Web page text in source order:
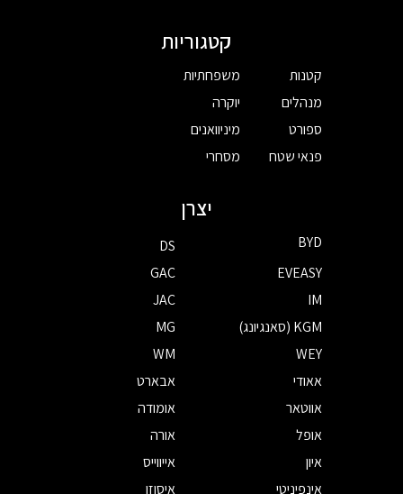
קטגוריות
קטנות
מנהלים
ספורט
פנאי שטח
משפחתיות
יוקרה
מיניוואנים
מסחרי
יצרן
BYD
DS
EVEASY
GAC
IM
JAC
KGM (סאנגיונג)
MG
WEY
WM
אאודי
אבארט
אווטאר
אומודה
אופל
אורה
איון
אייווייס
אינפיניטי
איסוזו